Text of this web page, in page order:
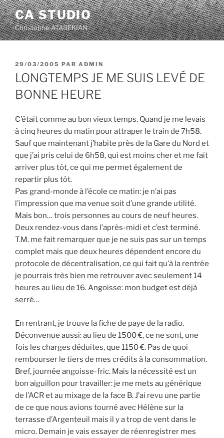
Aller
au
contenu
principal
CA STUDIO
Christophe ATABEKIAN
PUBLIÉ
LE
29/03/2005 PAR ADMIN
LONGTEMPS JE ME SUIS LEVÉ DE
BONNE HEURE
C’était comme au bon vieux temps. Quand je me levais
à cinq heures du matin pour attraper le train de 7h58.
Sauf que maintenant j’habite près de la Gare du Nord et
que j’ai pris celui de 6h58, qui est moins cher et me fait
arriver plus tôt, ce qui me permet également de
repartir plus tôt.
Pas grand-monde à l’école ce matin: je n’ai pas
l’impression que ma venue soit d’une grande utilité.
Mais bon… trois personnes au cours de neuf heures.
Deux rendez-vous dans l’après-midi et c’est terminé.
T.M. me fait remarquer que je ne suis pas sur un temps
complet mais que deux heures dépendent encore du
protocole de décentralisation, ce qui fait qu’à la rentrée
je pourrais très bien me retrouver avec seulement 14
heures au lieu de 16. Angoisse: mon budget est déjà
serré…
En rentrant, je trouve la fiche de paye de la radio.
Déconvenue aussi: au lieu de 1500 €, ce ne sont, une
fois les charges déduites, que 1150 €. Pas de quoi
rembourser le tiers de mes crédits à la consommation.
Bref, journée angoisse-fric. Mais la nécessité est un
bon aiguillon pour travailler: je me mets au générique
de l’ACR et au mixage de la face B. J’ai revu une partie
de ce que nous avions tourné avec Hélène sur la
terrasse d’Argenteuil mais il y a trop de vent dans le
micro. Demain je vais essayer de réenregistrer mes